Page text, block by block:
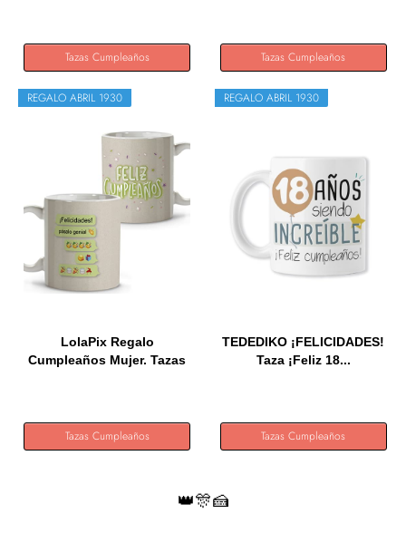
Tazas Cumpleaños Tazas Cumpleaños
REGALO ABRIL 1930
LolaPix Regalo
Cumpleaños Mujer. Tazas
Tazas Cumpleaños
REGALO ABRIL 1930
TEDEDIKO ¡FELICIDADES!
Taza ¡Feliz 18...
Tazas Cumpleaños
👑🎊🍰